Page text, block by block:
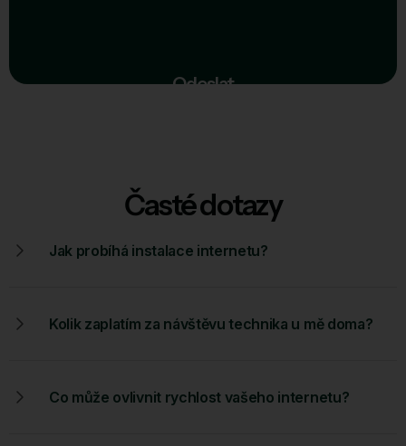
Odeslat
Časté dotazy
Jak probíhá instalace internetu?
Kolik zaplatím za návštěvu technika u mě doma?
Co může ovlivnit rychlost vašeho internetu?